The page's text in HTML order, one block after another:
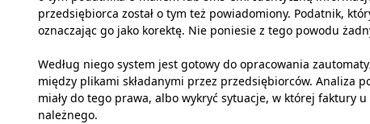
przedsiębiorca został o tym też powiadomiony. Podatnik,
oznaczając go jako korektę. Nie poniesie z tego powodu
Według niego system jest gotowy do opracowania
między plikami składanymi przez przedsiębiorców. Analiza
miały do tego prawa, albo wykryć sytuacje, w której faktury
należnego.